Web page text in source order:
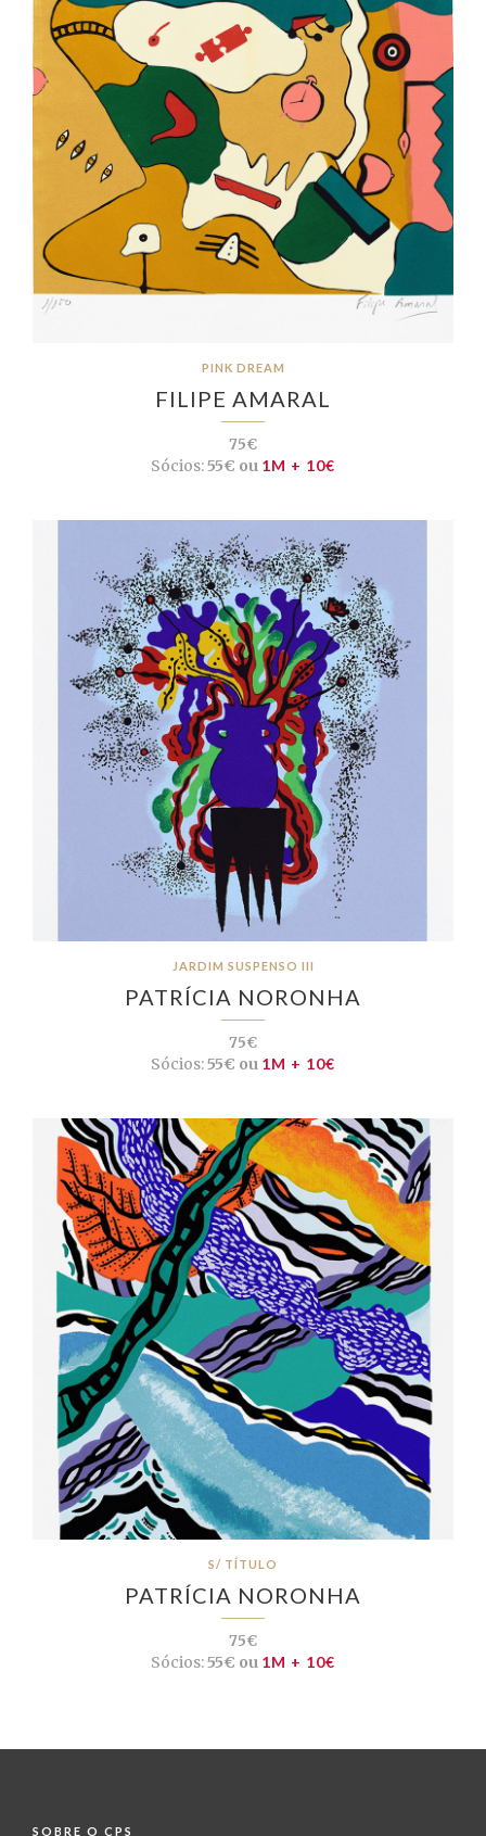
PINK DREAM
FILIPE AMARAL
75€
Sócios:55€ ou 1M + 10€
JARDIM SUSPENSO III
PATRÍCIA NORONHA
75€
Sócios:55€ ou 1M + 10€
S/ TÍTULO
PATRÍCIA NORONHA
75€
Sócios:55€ ou 1M + 10€
SOBRE O CPS